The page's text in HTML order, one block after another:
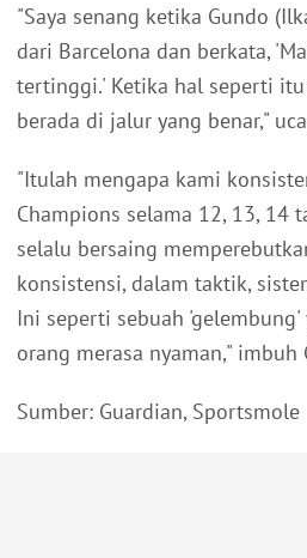
"Saya senang ketika Gundo
dari Barcelona dan berkata,
tertinggi.' Ketika hal seperti
berada di jalur yang benar,"
"Itulah mengapa kami
Champions selama 12, 13, 14
selalu bersaing
konsistensi, dalam taktik,
Ini seperti sebuah
orang merasa nyaman," imbuh
Sumber: Guardian, Sportsmole